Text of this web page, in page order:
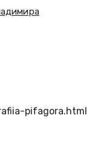
pifagora.html